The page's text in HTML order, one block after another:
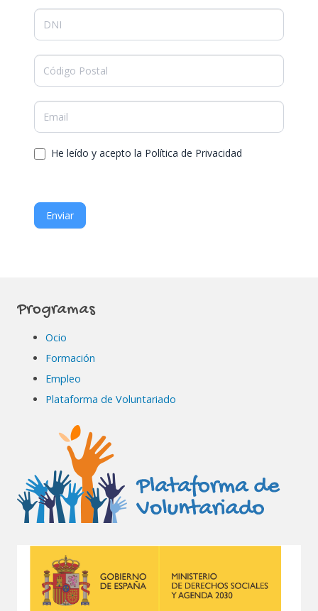
He leído y acepto la Política de Privacidad
Enviar
Programas
Ocio
Formación
Empleo
Plataforma de Voluntariado